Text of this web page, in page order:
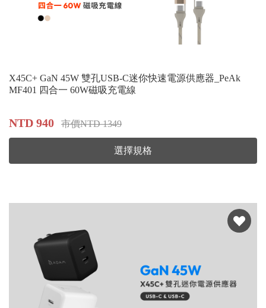
X45C+ GaN 45W 雙孔USB-C迷你快速電源供應器_PeAk
MF401 四合一 60W磁吸充電線
NTD 940 市價NTD 1349
選擇規格